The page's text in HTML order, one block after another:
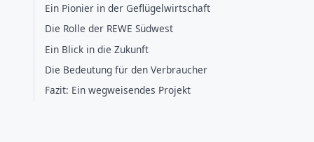
Ein Pionier in der Geflügelwirtschaft
Die Rolle der REWE Südwest
Ein Blick in die Zukunft
Die Bedeutung für den Verbraucher
Fazit: Ein wegweisendes Projekt